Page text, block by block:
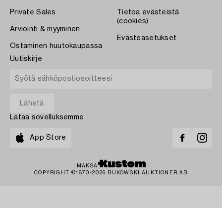
Private Sales
Arviointi & myyminen
Ostaminen huutokaupassa
Tietoa evästeistä
(cookies)
Evästeasetukset
Uutiskirje
Lataa sovelluksemme
App Store
MAKSA
COPYRIGHT ©1870-2026 BUKOWSKI AUKTIONER AB